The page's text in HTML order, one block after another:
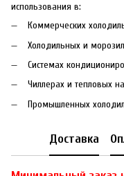
использования в:
Коммерческих
Холодильных и
Системах
Чиллерах и тепловых
Промышленных
Доставка